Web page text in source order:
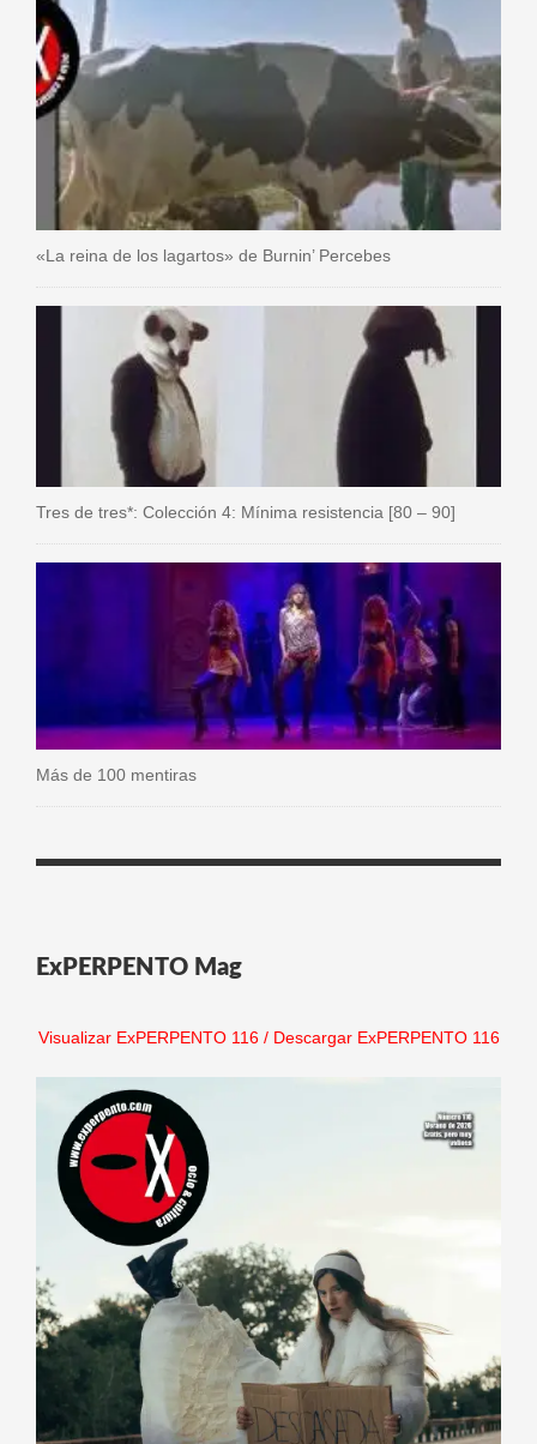
«La reina de los lagartos» de Burnin’ Percebes
Tres de tres*: Colección 4: Mínima resistencia [80 – 90]
Más de 100 mentiras
ExPERPENTO Mag
Visualizar ExPERPENTO 116/ Descargar ExPERPENTO 116